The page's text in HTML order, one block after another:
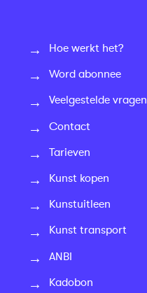
Hoe werkt het?
Word abonnee
Veelgestelde vragen
Contact
Tarieven
Kunst kopen
Kunstuitleen
Kunst transport
ANBI
Kadobon